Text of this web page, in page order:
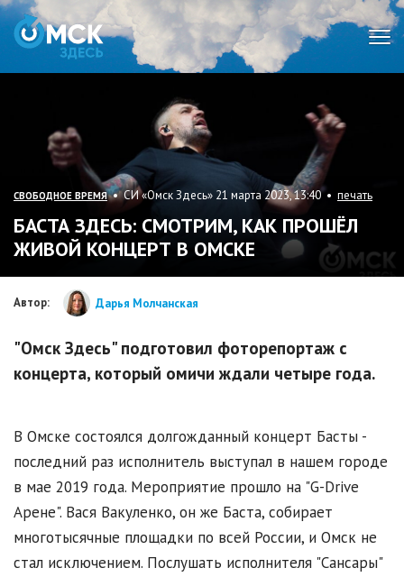
СВОБОДНОЕ ВРЕМЯ• СИ «Омск Здесь» 21 марта 2023, 13:40 • печать
БАСТА ЗДЕСЬ: СМОТРИМ, КАК ПРОШЁЛ
ЖИВОЙ КОНЦЕРТ В ОМСКЕ
Автор: Дарья Молчанская
"Омск Здесь" подготовил фоторепортаж с
концерта, который омичи ждали четыре года.
В Омске состоялся долгожданный концерт Басты -
последний раз исполнитель выступал в нашем городе
в мае 2019 года. Мероприятие прошло на "G-Drive
Арене". Вася Вакуленко, он же Баста, собирает
многотысячные площадки по всей России, и Омск не
стал исключением. Послушать исполнителя "Сансары"